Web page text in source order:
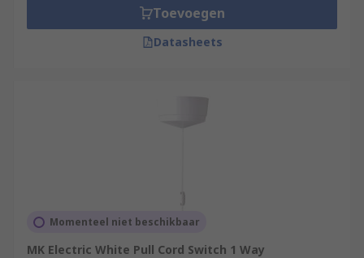
Toevoegen
Datasheets
Momenteel niet beschikbaar
MK Electric White Pull Cord Switch 1 Way